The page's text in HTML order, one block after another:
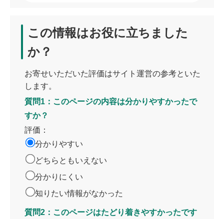
この情報はお役に立ちました
か？
お寄せいただいた評価はサイト運営の参考といた
します。
質問1：このページの内容は分かりやすかったで
すか？
評価：
分かりやすい
どちらともいえない
分かりにくい
知りたい情報がなかった
質問2：このページはたどり着きやすかったです